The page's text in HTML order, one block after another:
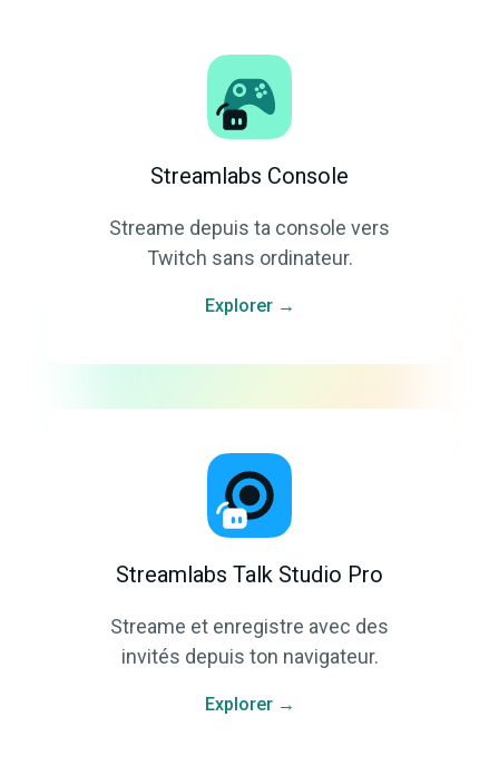
Streamlabs Console
Streame depuis ta console vers
Twitch sans ordinateur.
Explorer →
Streamlabs Talk Studio Pro
Streame et enregistre avec des
invités depuis ton navigateur.
Explorer →